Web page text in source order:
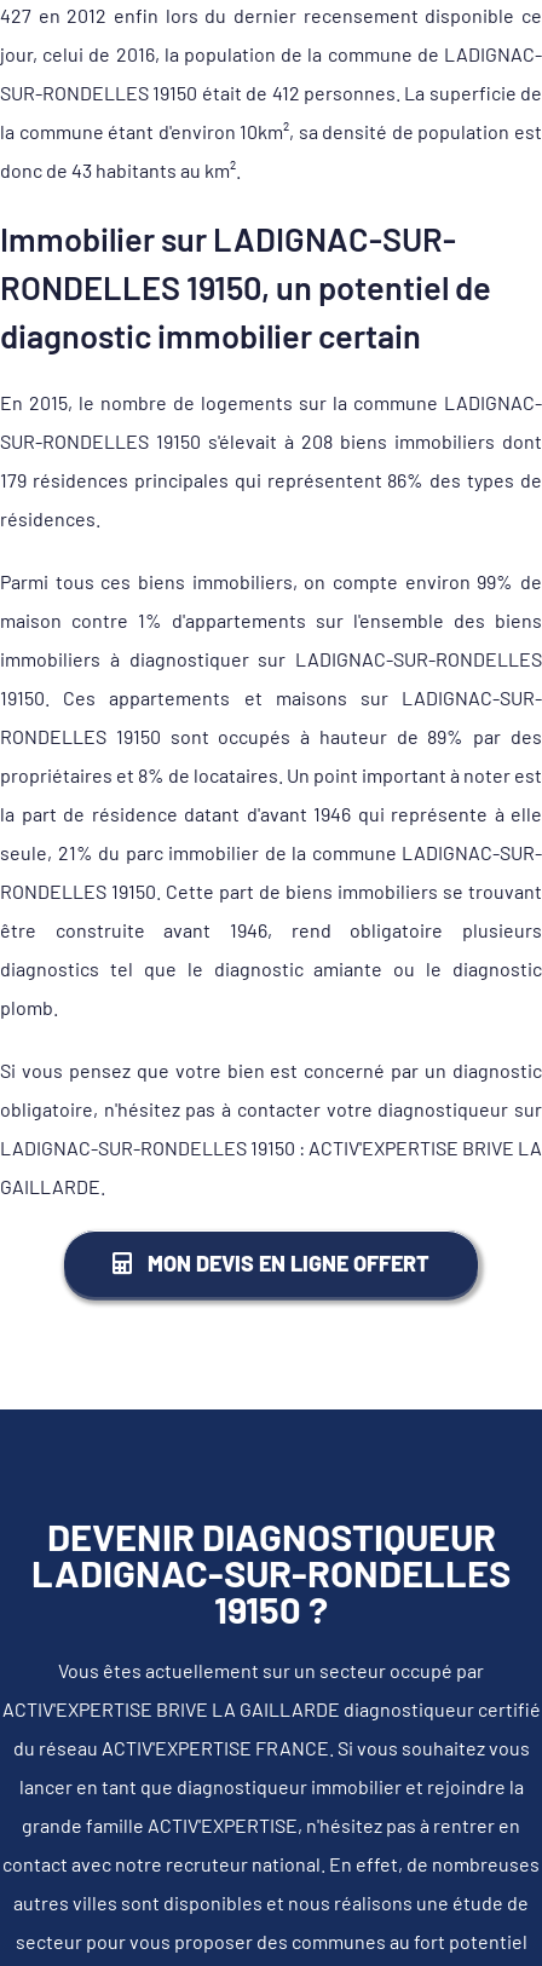
427 en 2012 enfin lors du dernier recensement disponible ce
jour, celui de 2016, la population de la commune de LADIGNAC-
SUR-RONDELLES 19150 était de 412 personnes. La superficie de
la commune étant d'environ 10km², sa densité de population est
donc de 43 habitants au km².
Immobilier sur LADIGNAC-SUR-
RONDELLES 19150, un potentiel de
diagnostic immobilier certain
En 2015, le nombre de logements sur la commune LADIGNAC-
SUR-RONDELLES 19150 s'élevait à 208 biens immobiliers dont
179 résidences principales qui représentent 86% des types de
résidences.
Parmi tous ces biens immobiliers, on compte environ 99% de
maison contre 1% d'appartements sur l'ensemble des biens
immobiliers à diagnostiquer sur LADIGNAC-SUR-RONDELLES
19150. Ces appartements et maisons sur LADIGNAC-SUR-
RONDELLES 19150 sont occupés à hauteur de 89% par des
propriétaires et 8% de locataires. Un point important à noter est
la part de résidence datant d'avant 1946 qui représente à elle
seule, 21% du parc immobilier de la commune LADIGNAC-SUR-
RONDELLES 19150. Cette part de biens immobiliers se trouvant
être construite avant 1946, rend obligatoire plusieurs
diagnostics tel que le diagnostic amiante ou le diagnostic
plomb.
Si vous pensez que votre bien est concerné par un diagnostic
obligatoire, n'hésitez pas à contacter votre diagnostiqueur sur
LADIGNAC-SUR-RONDELLES 19150 : ACTIV'EXPERTISE BRIVE LA
GAILLARDE.
MON DEVIS EN LIGNE OFFERT
DEVENIR DIAGNOSTIQUEUR
LADIGNAC-SUR-RONDELLES
19150 ?
Vous êtes actuellement sur un secteur occupé par
ACTIV'EXPERTISE BRIVE LA GAILLARDE diagnostiqueur certifié
du réseau ACTIV'EXPERTISE FRANCE. Si vous souhaitez vous
lancer en tant que diagnostiqueur immobilier et rejoindre la
grande famille ACTIV'EXPERTISE, n'hésitez pas à rentrer en
contact avec notre recruteur national. En effet, de nombreuses
autres villes sont disponibles et nous réalisons une étude de
secteur pour vous proposer des communes au fort potentiel